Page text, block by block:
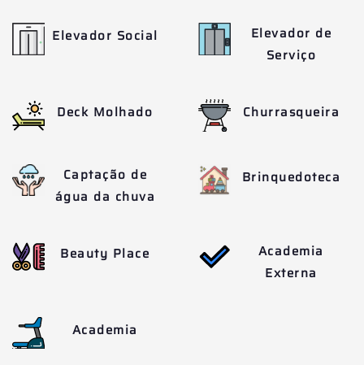
Elevador Social
Elevador de
Serviço
Deck Molhado Churrasqueira
Captação de
água da chuva
Brinquedoteca
Beauty Place
Academia
Externa
Academia